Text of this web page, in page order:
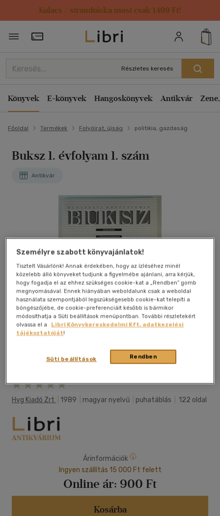
Kulacs / strandtáska most csak 1499 Ft!
Törzsvásárlói Kártya adatai
Részletes keresés
Könyvek E-könyvek Hangoskönyvek Antikvár
Főoldal Termékek Folyóirat, újság politikia, gazdaság
Buksz 1. évfolyam 1. szám
Antikvár
Kívánságlistához adom Megosztom
Hvg Kiadó Zrt 1989 magyar nyelvű puhatáblás 122 oldal
Árinformációk
Ingyen szállítás 15 000 Ft felett
Online ár: 900 Ft
Kosárba
Személyre szabott könyvajánlatok!
Tisztelt Vásárlónk! Annak érdekében, hogy az ízléséhez minél
közelebb álló könyveket tudjunk a figyelmébe ajánlani, arra kérjük,
hogy fogadja el az ehhez szükséges cookie-kat a „Rendben” gomb
megnyomásával. Ennek hiányában weboldalunk csak a weboldal
használata szempontjából legszükségesebb cookie-kat telepíti a
böngészőjébe, de cookie-preferenciáit később is bármikor
módosíthatja a Süti beállítások menüpontban. További részletekért
olvassa el a
Libri Könyvkereskedelmi Kft. adatkezelési
tájékoztatóját!
Rendben
Süti beállítások